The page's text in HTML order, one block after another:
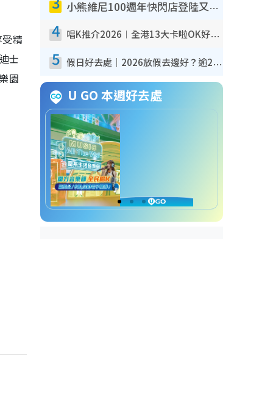
精
士
園
小熊維尼100週年快閃店登陸又一城 重現百畝森林經典場景／獨家限定盲盒登場／專屬DIY香水
4 唱K推介2026︱全港13大卡啦OK好去處！最平$36起 日文K都有！(附地址+收費詳情)
5 假日好去處｜2026放假去邊好？逾20放假好去處郊外/秘景 休閒半日或一日遊
U GO 本週好去處